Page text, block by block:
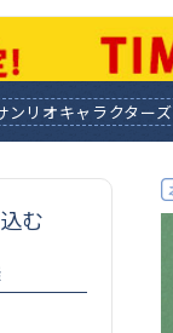
ンリオキャラクターズ
む